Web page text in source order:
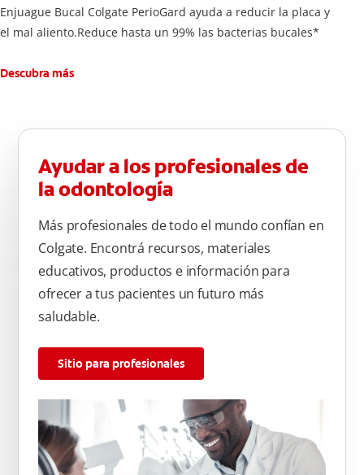
Enjuague Bucal Colgate PerioGard ayuda a reducir la placa y
el mal aliento.Reduce hasta un 99% las bacterias bucales*
Descubra más
Ayudar a los profesionales de
la odontología
Más profesionales de todo el mundo confían en
Colgate. Encontrá recursos, materiales
educativos, productos e información para
ofrecer a tus pacientes un futuro más
saludable.
Sitio para profesionales